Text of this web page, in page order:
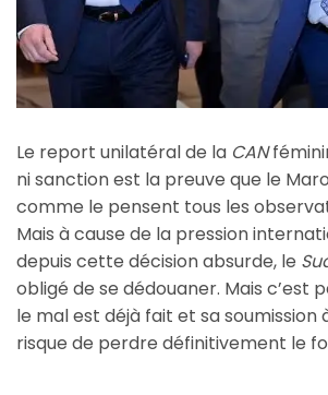
Le report unilatéral de la CAN
ni sanction est la preuve que le
comme le pensent tous les
Mais à cause de la pression
depuis cette décision absurde, le
obligé de se dédouaner. Mais c’est
le mal est déjà fait et sa soumission
risque de perdre définitivement le